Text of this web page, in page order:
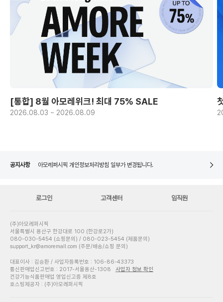
[통합] 8월 아모레위크! 최대 75% SALE
2026.08.03 ~ 2026.08.09
공지사항
아모레퍼시픽 개인정보처리방침 일부가 변경됩니다.
로그인 고객센터 임직원
(주)아모레퍼시픽
서울특별시 용산구 한강대로 100 (한강로2가)
080-030-5454 (쇼핑문의) / 080-023-5454 (제품문의)
support_kr@amoremall.com (주문/배송/쇼핑 문의)
대표이사 : 김승환 / 사업자등록번호 : 106-86-43373
통신판매업신고번호 : 2017-서울용산-1308
사업자 정보 확인
건강기능식품판매업 영업신고증 제8호
호스팅제공자 : (주)아모레퍼시픽